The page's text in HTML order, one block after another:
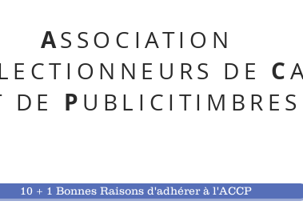
ASSOCIATION
DE C
DE P UBLICITIMBRES
10 + 1 Bonnes Raisons d'adhérer à l'ACCP